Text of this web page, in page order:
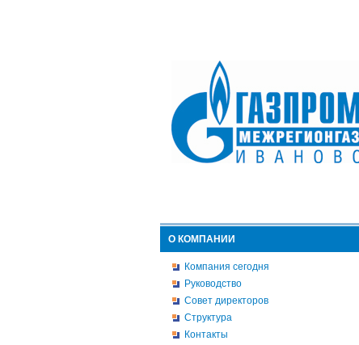
О КОМПАНИИ
Компания сегодня
Руководство
Совет директоров
Структура
Контакты